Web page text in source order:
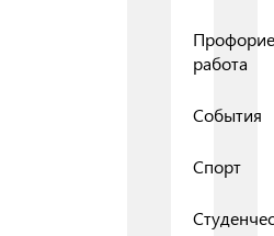
работа
События
Спорт